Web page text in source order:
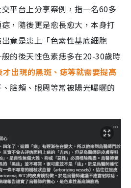
平台上分享案例，指一名60多
，隨後更是愈長愈大，本身打
竟是患上「色素性基底細胞
的後天性色素痣多在20-30歲時
才出現的黑斑、痣等就需要提高
、臉頰、眼周等常被陽光曝曬的